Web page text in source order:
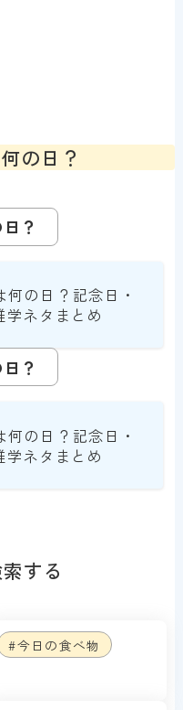
の日？
？
何の日？記念日・
学ネタまとめ
？
何の日？記念日・
学ネタまとめ
する
#今日の食べ物